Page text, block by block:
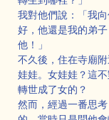
我對他們說：「我
好，他還是我的弟
他！」
不久後，住在寺廟
娃娃。女娃娃？這
轉世成了女的？
然而，經過一番思